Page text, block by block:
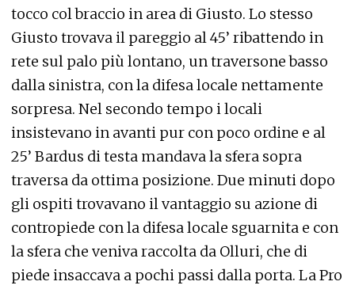
tocco col braccio in area di Giusto. Lo stesso
Giusto trovava il pareggio al 45’ ribattendo in
rete sul palo più lontano, un traversone basso
dalla sinistra, con la difesa locale nettamente
sorpresa. Nel secondo tempo i locali
insistevano in avanti pur con poco ordine e al
25’ Bardus di testa mandava la sfera sopra
traversa da ottima posizione. Due minuti dopo
gli ospiti trovavano il vantaggio su azione di
contropiede con la difesa locale sguarnita e con
la sfera che veniva raccolta da Olluri, che di
piede insaccava a pochi passi dalla porta. La Pro